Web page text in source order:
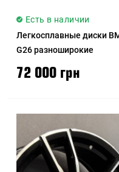
Есть в наличии
Легкосплавные диски
G26 разноширокие
72 000 грн